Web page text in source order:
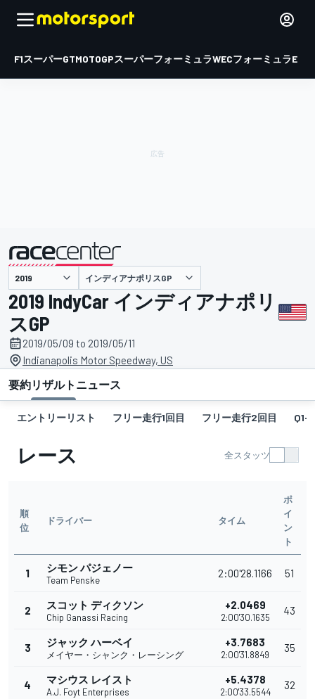
F1スーパーGTMOTOGPスーパーフォーミュラWECフォーミュラE
主催 インディアナポリスGP
2019 IndyCar インディアナポリ
スGP
2019/05/09 to 2019/05/11
Indianapolis Motor Speedway, US
要約リザルト ニュース
エントリーリスト フリー走行1回目 フリー走行2回目 Q1-
レース 全スタッツ
順
位
ドライバー タイム
ポ
イ
ン
ト
1 シモン パジェノー
Team Penske
2:00'28.1166 51
2 スコット ディクソン
Chip Ganassi Racing
+2.0469
2:00'30.1635
43
3 ジャック ハーベイ
メイヤー・シャンク・レーシング
+3.7683
2:00'31.8849
35
4 マシウス レイスト
A.J. Foyt Enterprises
+5.4378
2:00'33.5544
32